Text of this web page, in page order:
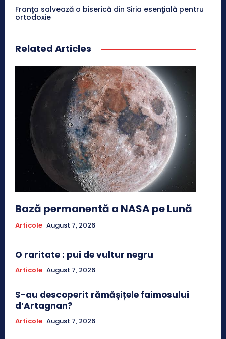
Franţa salvează o biserică din Siria esenţială pentru
ortodoxie
Related Articles
Bază permanentă a NASA pe Lună
Articole August 7, 2026
O raritate : pui de vultur negru
Articole August 7, 2026
S-au descoperit rămășițele faimosului
d’Artagnan?
Articole August 7, 2026